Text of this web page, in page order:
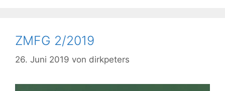
ZMFG 2/2019
26. Juni 2019 von dirkpeters